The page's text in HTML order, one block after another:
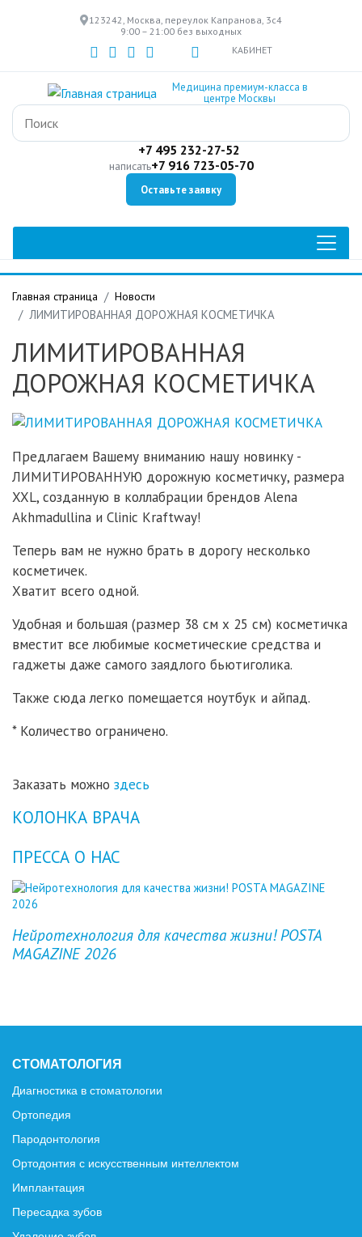
к
основному
содержанию
123242, Москва, переулок Капранова, 3с4
9:00 – 21:00 без выходных
КАБИНЕТ
Медицина премиум-класса в
центре Москвы
+7 495 232-27-52
написать+7 916 723-05-70
Оставьте заявку
Главная страница Новости
ЛИМИТИРОВАННАЯ ДОРОЖНАЯ КОСМЕТИЧКА
ЛИМИТИРОВАННАЯ
ДОРОЖНАЯ КОСМЕТИЧКА
Предлагаем Вашему вниманию нашу новинку -
ЛИМИТИРОВАННУЮ дорожную косметичку, размера
XXL, созданную в коллабрации брендов Alena
Akhmadullina и Clinic Kraftway!
Теперь вам не нужно брать в дорогу несколько
косметичек.
Хватит всего одной.
Удобная и большая (размер 38 см х 25 см) косметичка
вместит все любимые косметические средства и
гаджеты даже самого заядлого бьютиголика.
Также сюда легко помещается ноутбук и айпад.
* Количество ограничено.
Заказать можно здесь
КОЛОНКА ВРАЧА
ПРЕССА О НАС
Нейротехнология для качества жизни! POSTA
MAGAZINE 2026
Previous
СТОМАТОЛОГИЯ
Диагностика в стоматологии
Ортопедия
Пародонтология
Ортодонтия с искусственным интеллектом
Имплантация
Пересадка зубов